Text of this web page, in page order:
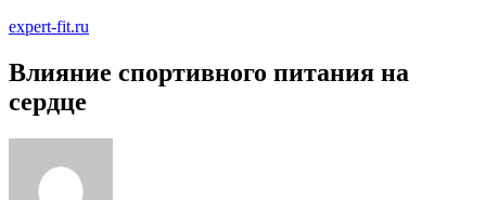
expert-fit.ru
Влияние спортивного питания на
сердце